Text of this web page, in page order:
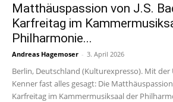
Matthäuspassion von J.S.
Karfreitag im
Philharmonie...
Andreas Hagemoser - 3. April 2026
Berlin, Deutschland (Kulturexpresso). Mit
Kenner fast alles gesagt: Die
Karfreitag im Kammermusiksaal der